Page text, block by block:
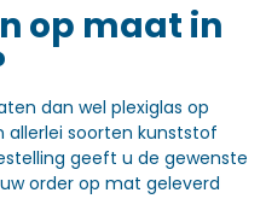
op maat in
dan wel plexiglas op
allerlei soorten kunststof
geeft u de gewenste
order op mat geleverd